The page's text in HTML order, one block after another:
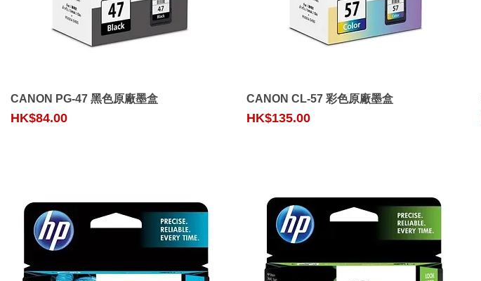
Quick View
CANON PG-47 黑色原廠墨盒
Price
HK$84.00
Quick View
CANON CL-57 彩色原廠墨盒
Price
HK$135.00